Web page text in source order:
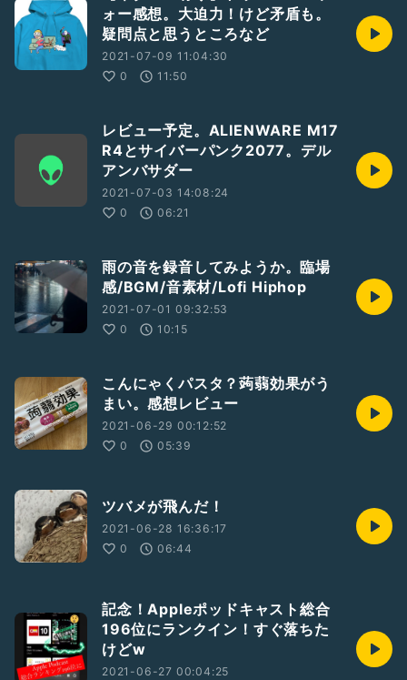
ォー感想。大迫力！けど矛盾も。
疑問点と思うところなど
2021-07-09 11:04:30
0
11:50
レビュー予定。ALIENWARE M17
R4とサイバーパンク2077。デル
アンバサダー
2021-07-03 14:08:24
0
06:21
雨の音を録音してみようか。臨場
感/BGM/音素材/Lofi Hiphop
2021-07-01 09:32:53
0
10:15
こんにゃくパスタ？蒟蒻効果がう
まい。感想レビュー
2021-06-29 00:12:52
0
05:39
ツバメが飛んだ！
2021-06-28 16:36:17
0
06:44
記念！Appleポッドキャスト総合
196位にランクイン！すぐ落ちた
けどw
2021-06-27 00:04:25